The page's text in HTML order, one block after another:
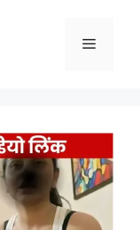
Menu